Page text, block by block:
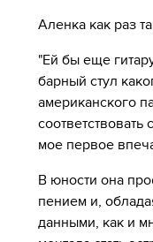
Аленка как раз
"Ей бы еще
барный стул
американского
мое первое
В юности она
пением и,
данными, как и